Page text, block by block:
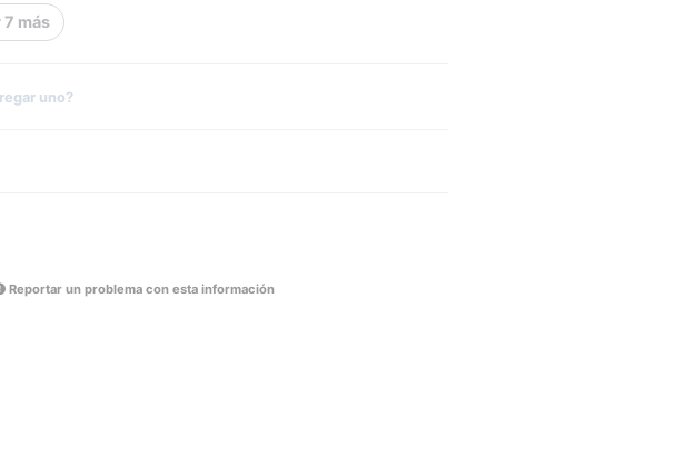
7 más
uno?
Reportar un problema con esta información